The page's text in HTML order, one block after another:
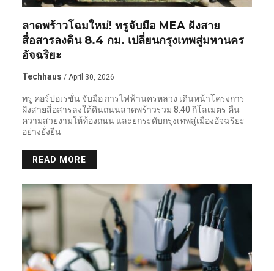
ลาดพร้าวโฉมใหม่! ทรูจับมือ MEA ฝังสาย
สื่อสารลงดิน 8.4 กม. เปลี่ยนกรุงเทพสู่มหานคร
อัจฉริยะ
Techhaus / April 30, 2026
ทรู คอร์ปอเรชั่น จับมือ การไฟฟ้านครหลวง เดินหน้าโครงการ
ฝังสายสื่อสารลงใต้ดินถนนลาดพร้าวรวม 8.40 กิโลเมตร คืน
ความสวยงามให้ท้องถนน และยกระดับกรุงเทพสู่เมืองอัจฉริยะ
อย่างยั่งยืน
READ MORE